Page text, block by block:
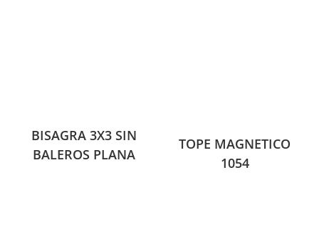
BISAGRA 3X3 SIN
BALEROS PLANA
TOPE MAGNETICO
1054